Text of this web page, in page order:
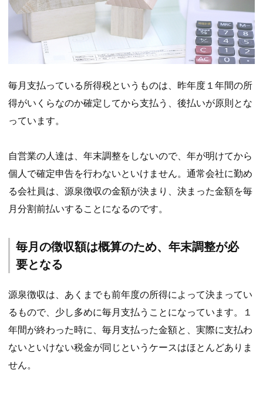
毎月支払っている所得税というものは、昨年度１年間の所
得がいくらなのか確定してから支払う、後払いが原則とな
っています。
自営業の人達は、年末調整をしないので、年が明けてから
個人で確定申告を行わないといけません。通常会社に勤め
る会社員は、源泉徴収の金額が決まり、決まった金額を毎
月分割前払いすることになるのです。
毎月の徴収額は概算のため、年末調整が必
要となる
源泉徴収は、あくまでも前年度の所得によって決まってい
るもので、少し多めに毎月支払うことになっています。１
年間が終わった時に、毎月支払った金額と、実際に支払わ
ないといけない税金が同じというケースはほとんどありま
せん。